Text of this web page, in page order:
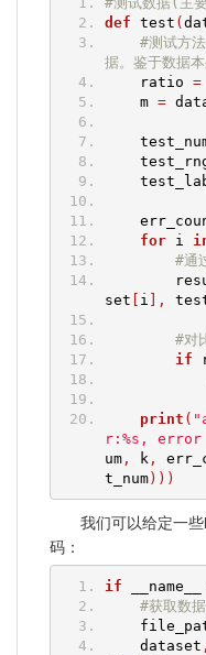
def test (
#测试方
据。鉴于数据
ratio =
m =
for i
#通
set
i ],
#对
if
print (
r:%s,
um, k ,
t_num)))
我们可以给定一
码：
if __name__
#获取数据
dataset ,